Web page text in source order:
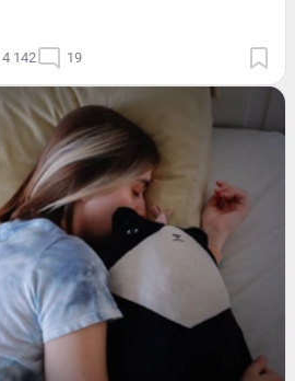
4 142 19